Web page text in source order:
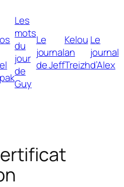
Les
mots
du
jour
de
Guy
Le
journal
de Jeff
Kelou
an
Treizh
Le
journal
d’Alex